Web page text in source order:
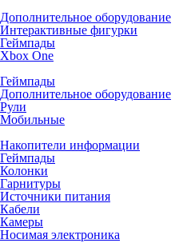
Дополнительное оборудование
Интерактивные фигурки
Геймпады
Xbox One
Геймпады
Дополнительное оборудование
Рули
Мобильные
Накопители информации
Геймпады
Колонки
Гарнитуры
Источники питания
Кабели
Камеры
Носимая электроника